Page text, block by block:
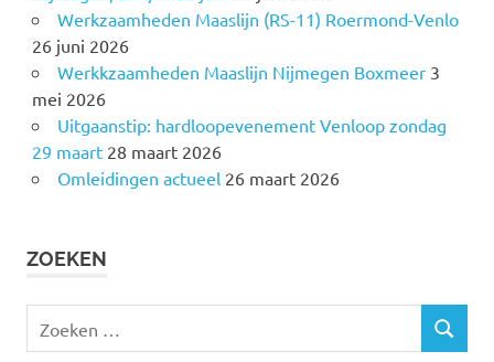
Werkzaamheden Maaslijn (RS-11) Roermond-Venlo
26 juni 2026
Werkkzaamheden Maaslijn Nijmegen Boxmeer 3
mei 2026
Uitgaanstip: hardloopevenement Venloop zondag
29 maart 28 maart 2026
Omleidingen actueel 26 maart 2026
ZOEKEN
Z